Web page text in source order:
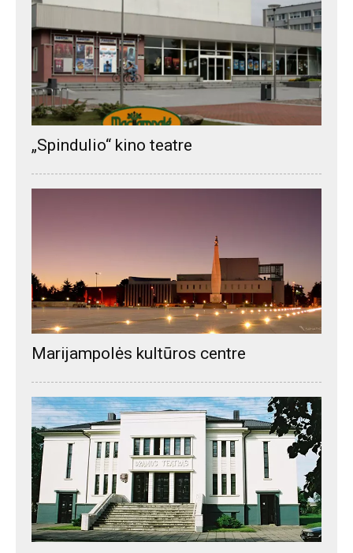
„Spindulio“ kino teatre
Marijampolės kultūros centre